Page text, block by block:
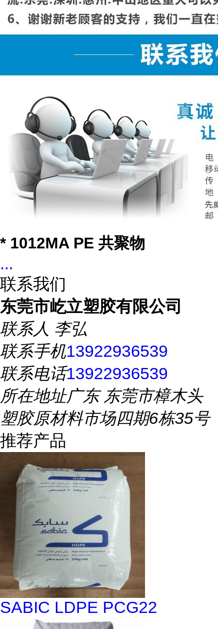
* 1012MA PE 共聚物
...
联系我们
东莞市屹立塑胶有限公司
联系人 李弘
联系手机13922936539
联系电话13922936539
所在地址广东 东莞市樟木头
塑胶原材料市场四期6栋35号
推荐产品
SABIC LDPE PCG22